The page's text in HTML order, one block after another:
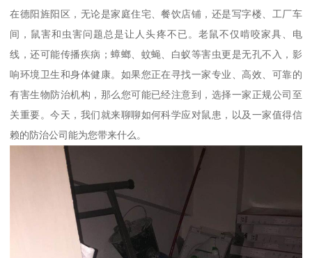
在德阳旌阳区，无论是家庭住宅、餐饮店铺，还是写字楼、工厂车
间，鼠害和虫害问题总是让人头疼不已。老鼠不仅啃咬家具、电
线，还可能传播疾病；蟑螂、蚊蝇、白蚁等害虫更是无孔不入，影
响环境卫生和身体健康。如果您正在寻找一家专业、高效、可靠的
有害生物防治机构，那么您可能已经注意到，选择一家正规公司至
关重要。今天，我们就来聊聊如何科学应对鼠患，以及一家值得信
赖的防治公司能为您带来什么。